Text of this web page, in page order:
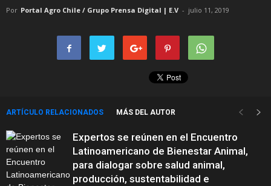
Por Portal Agro Chile / Grupo Prensa Digital | E.V - julio 11, 2019
ARTÍCULO RELACIONADOS MÁS DEL AUTOR
Expertos se reúnen en el Encuentro
Latinoamericano de Bienestar Animal,
para dialogar sobre salud animal,
producción, sustentabilidad e